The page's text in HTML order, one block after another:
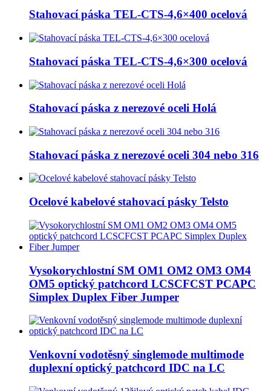
Stahovací páska TEL-CTS-4,6×400 ocelová
Stahovací páska TEL-CTS-4,6×300 ocelová
Stahovací páska z nerezové oceli Holá
Stahovací páska z nerezové oceli 304 nebo 316
Ocelové kabelové stahovací pásky Telsto
Vysokorychlostní SM OM1 OM2 OM3 OM4
OM5 optický patchcord LCSCFCST PCAPC
Simplex Duplex Fiber Jumper
Venkovní vodotěsný singlemode multimode
duplexní optický patchcord IDC na LC